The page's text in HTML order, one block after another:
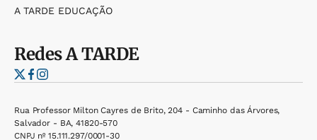
A TARDE EDUCAÇÃO
RedesA TARDE
Rua Professor Milton Cayres de Brito, 204 - Caminho das Árvores,
Salvador - BA, 41820-570
CNPJ nº 15.111.297/0001-30